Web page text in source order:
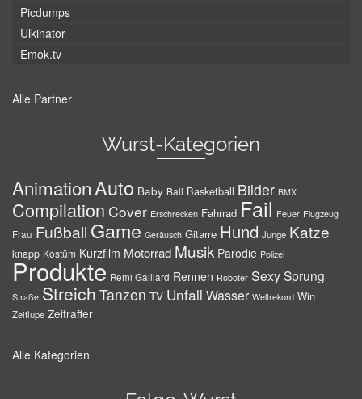
Picdumps
Ulkinator
Emok.tv
Alle Partner
Wurst-Kategorien
AnimationAuto Baby Ball Basketball Bilder BMX
Compilation Cover Erschrecken Fahrrad Fail Feuer Flugzeug
Frau Fußball Game Geräusch Gitarre Hund Junge Katze
knapp Kostüm Kurzfilm Motorrad Musik Parodie Polizei
Produkte Remi Gaillard Rennen Roboter SexySprung
Straße Streich Tanzen TV Unfall Wasser Weltrekord Win
Zeitlupe Zeitraffer
Alle Kategorien